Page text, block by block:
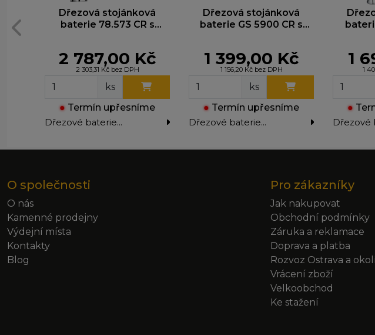
Dřezová stojánková
baterie 78.573 CR s
2 787,00 Kč
2 303,31 Kč bez DPH
ks
● Termín upřesníme
Dřezové baterie
Dřezová stojánková
baterie GS 5900 CR s
1 399,00 Kč
1 156,20 Kč bez DPH
ks
● Termín upřesníme
Dřezové baterie
1
1
●
Dřezové
O společnosti
O nás
Kamenné prodejny
Výdejní místa
Kontakty
Blog
Pro zákazníky
Jak nakupovat
Obchodní podmínky
Záruka a reklamace
Doprava a platba
Rozvoz Ostrava a
Vrácení zboží
Velkoobchod
Ke stažení